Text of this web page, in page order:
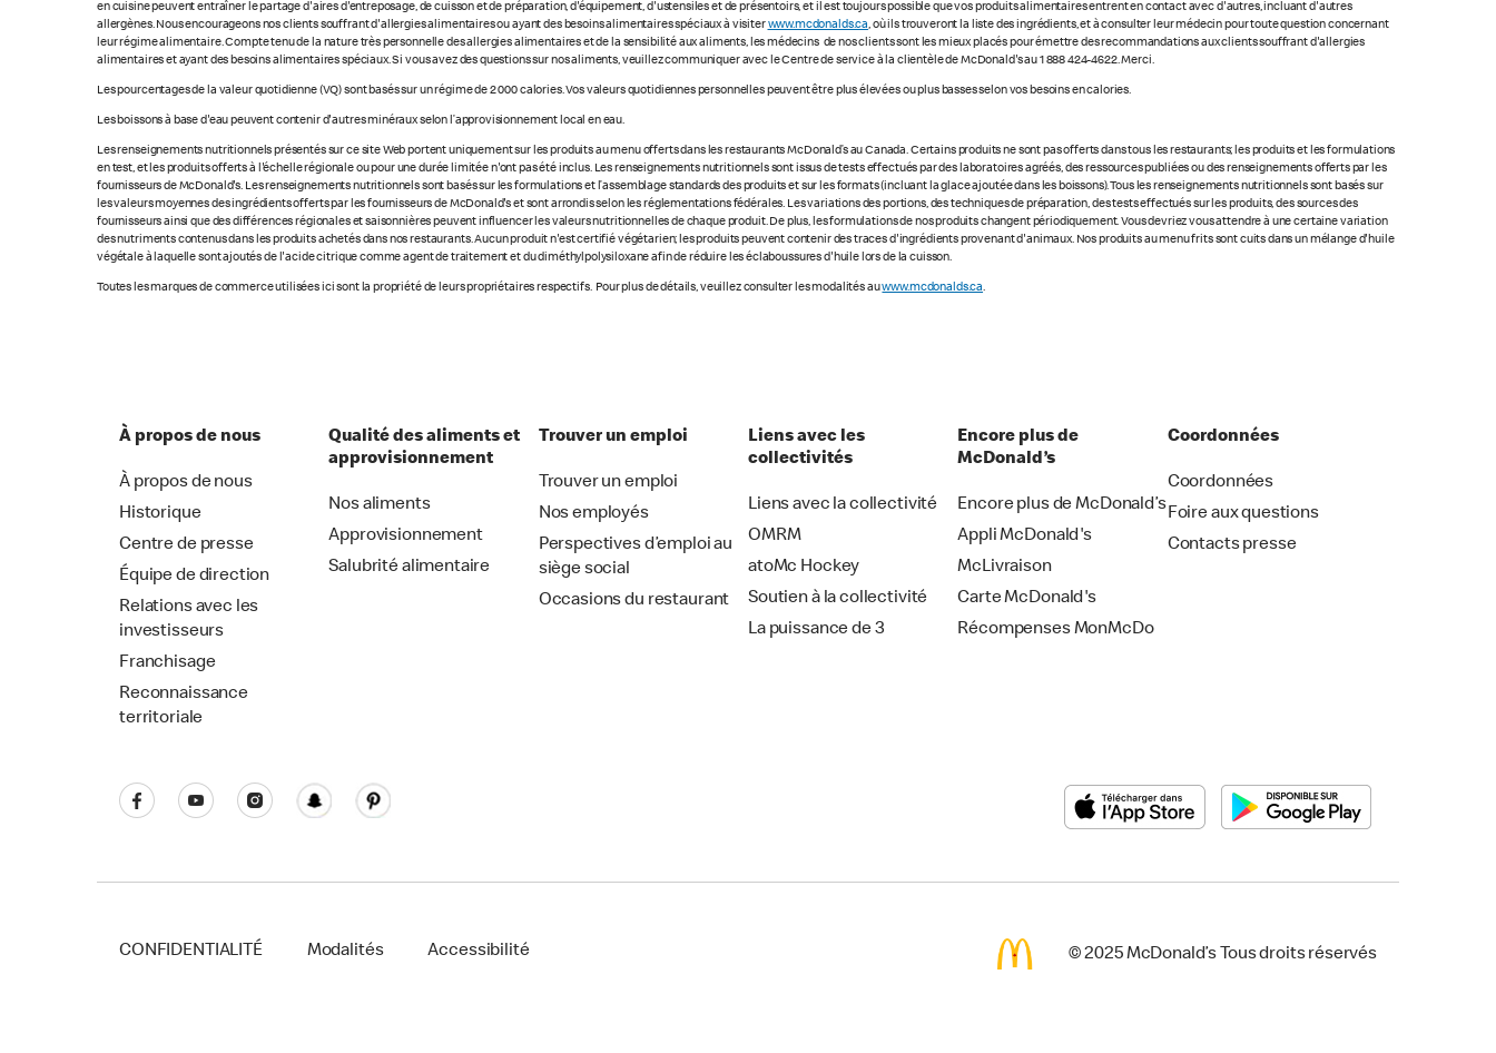
en cuisine peuvent entraîner le partage d'aires d'entreposage, de cuisson et de préparation, d'équipement, d'ustensiles et de présentoirs, et il est toujours possible que vos produits alimentaires entrent en contact avec d'autres, incluant d'autres
allergènes. Nous encourageons nos clients souffrant d'allergies alimentaires ou ayant des besoins alimentaires spéciaux à visiterwww.mcdonalds.ca, où ils trouveront la liste des ingrédients, et à consulter leur médecin pour toute question concernant
leur régime alimentaire. Compte tenu de la nature très personnelle des allergies alimentaires et de la sensibilité aux aliments, les médecins de nos clients sont les mieux placés pour émettre des recommandations aux clients souffrant d'allergies
alimentaires et ayant des besoins alimentaires spéciaux. Si vous avez des questions sur nos aliments, veuillez communiquer avec le Centre de service à la clientèle de McDonald's au 1 888 424-4622. Merci.
Les pourcentages de la valeur quotidienne (VQ) sont basés sur un régime de 2 000 calories. Vos valeurs quotidiennes personnelles peuvent être plus élevées ou plus basses selon vos besoins en calories.
Les boissons à base d'eau peuvent contenir d'autres minéraux selon l’approvisionnement local en eau.
Les renseignements nutritionnels présentés sur ce site Web portent uniquement sur les produits au menu offerts dans les restaurants McDonald’s au Canada. Certains produits ne sont pas offerts dans tous les restaurants; les produits et les formulations
en test, et les produits offerts à l'échelle régionale ou pour une durée limitée n'ont pas été inclus. Les renseignements nutritionnels sont issus de tests effectués par des laboratoires agréés, des ressources publiées ou des renseignements offerts par les
fournisseurs de McDonald's. Les renseignements nutritionnels sont basés sur les formulations et l’assemblage standards des produits et sur les formats (incluant la glace ajoutée dans les boissons). Tous les renseignements nutritionnels sont basés sur
les valeurs moyennes des ingrédients offerts par les fournisseurs de McDonald's et sont arrondis selon les réglementations fédérales. Les variations des portions, des techniques de préparation, des tests effectués sur les produits, des sources des
fournisseurs ainsi que des différences régionales et saisonnières peuvent influencer les valeurs nutritionnelles de chaque produit. De plus, les formulations de nos produits changent périodiquement. Vous devriez vous attendre à une certaine variation
des nutriments contenus dans les produits achetés dans nos restaurants. Aucun produit n'est certifié végétarien; les produits peuvent contenir des traces d'ingrédients provenant d'animaux. Nos produits au menu frits sont cuits dans un mélange d'huile
végétale à laquelle sont ajoutés de l'acide citrique comme agent de traitement et du diméthylpolysiloxane afin de réduire les éclaboussures d'huile lors de la cuisson.
Toutes les marques de commerce utilisées ici sont la propriété de leurs propriétaires respectifs. Pour plus de détails, veuillez consulter les modalités auwww.mcdonalds.ca.
À propos de nous
À propos de nous
Historique
Centre de presse
Équipe de direction
Relations avec les
investisseurs
Franchisage
Reconnaissance
territoriale
Qualité des aliments et
approvisionnement
Nos aliments
Approvisionnement
Salubrité alimentaire
Trouver un emploi
Trouver un emploi
Nos employés
Perspectives d’emploi au
siège social
Occasions du restaurant
Liens avec les
collectivités
Liens avec la collectivité
OMRM
atoMc Hockey
Soutien à la collectivité
La puissance de 3
Encore plus de
McDonald’s
Encore plus de McDonald’s
Appli McDonald's
McLivraison
Carte McDonald's
Récompenses MonMcDo
Coordonnées
Coordonnées
Foire aux questions
Contacts presse
CONFIDENTIALITÉ Modalités Accessibilité © 2025 McDonald’s Tous droits réservés